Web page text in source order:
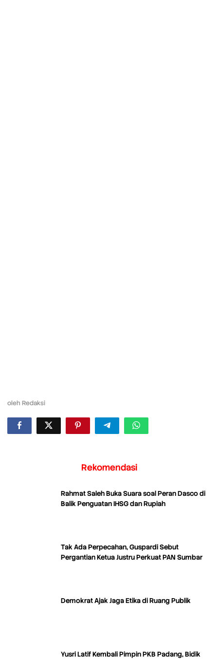
oleh Redaksi
Rekomendasi
Rahmat Saleh Buka Suara soal Peran Dasco di
Balik Penguatan IHSG dan Rupiah
Tak Ada Perpecahan, Guspardi Sebut
Pergantian Ketua Justru Perkuat PAN Sumbar
Demokrat Ajak Jaga Etika di Ruang Publik
Yusri Latif Kembali Pimpin PKB Padang, Bidik